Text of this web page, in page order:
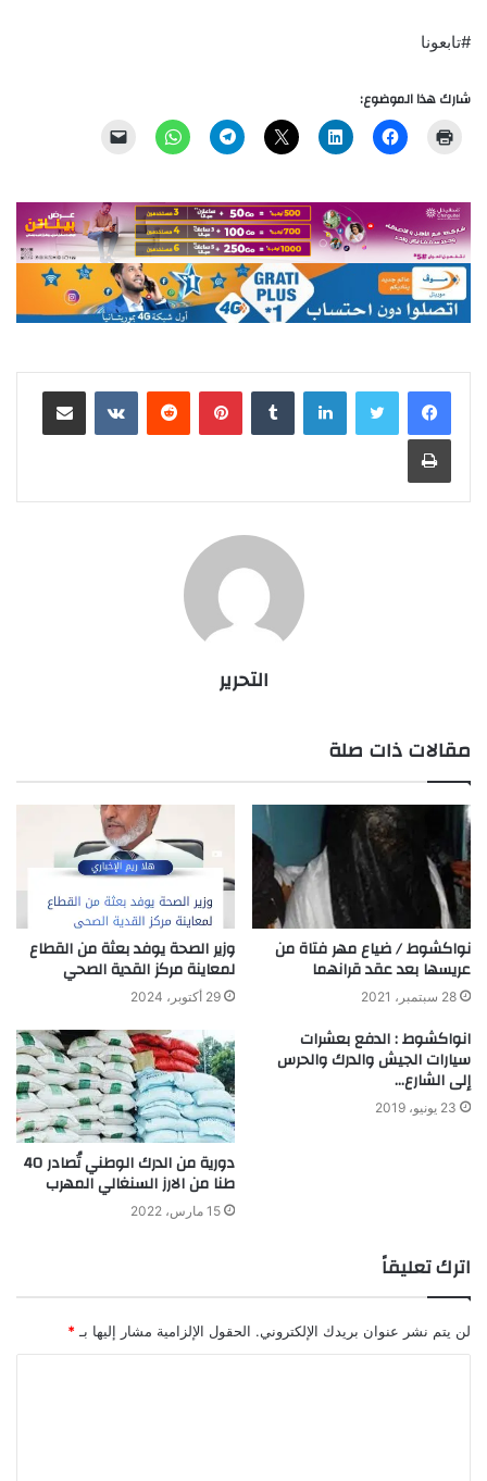
#تابعونا
شارك هذا الموضوع:
لينكدإن بينتيريست مشاركة عبر البريد
طباعة
التحرير
مقالات ذات صلة
نواكشوط / ضياع مهر فتاة من
عريسها بعد عقد قرانهما
28 سبتمبر، 2021
وزير الصحة يوفد بعثة من القطاع
لمعاينة مركز القدية الصحي
29 أكتوبر، 2024
انواكشوط : الدفع بعشرات
سيارات الجيش والدرك والحرس
إلى الشارع…
23 يونيو، 2019
دورية من الدرك الوطني تُصادر 40
طنا من الارز السنغالي المهرب
15 مارس، 2022
اترك تعليقاً
لن يتم نشر عنوان بريدك الإلكتروني. الحقول الإلزامية مشار إليها بـ *